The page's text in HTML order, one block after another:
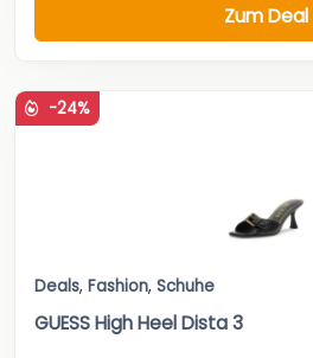
Zum Deal
-24%
Deals, Fashion, Schuhe
GUESS High Heel Dista 3